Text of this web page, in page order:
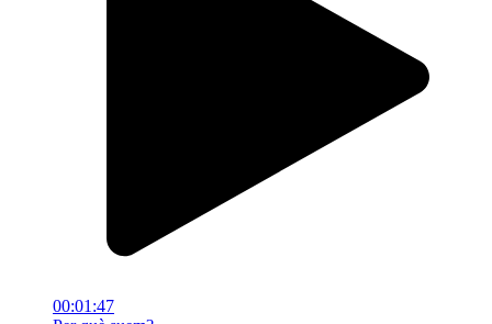
00:01:47